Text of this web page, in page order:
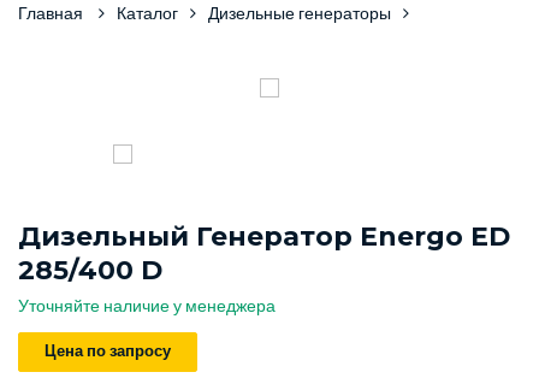
Главная Каталог Дизельные генераторы
Дизельный Генератор Energo ED
285/400 D
Уточняйте наличие у менеджера
Цена по запросу